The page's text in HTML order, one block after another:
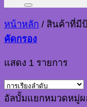
หน้าหลัก / สินค้าที่มีป้
คัดกรอง
แสดง 1 รายการ
อัลบั้มแยกหมวดหมู่ผ